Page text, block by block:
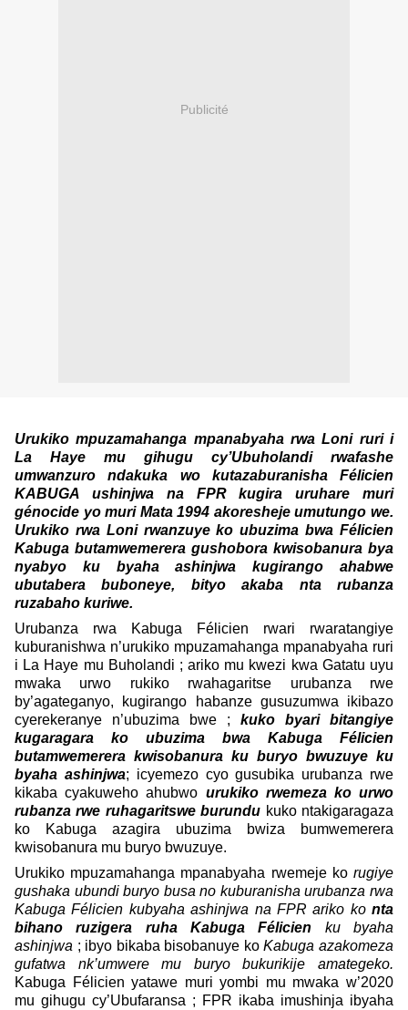
Publicité
Urukiko mpuzamahanga mpanabyaha rwa Loni ruri i
La Haye mu gihugu cy’Ubuholandi rwafashe
umwanzuro ndakuka wo kutazaburanisha Félicien
KABUGA ushinjwa na FPR kugira uruhare muri
génocide yo muri Mata 1994 akoresheje umutungo we.
Urukiko rwa Loni rwanzuye ko ubuzima bwa Félicien
Kabuga butamwemerera gushobora kwisobanura bya
nyabyo ku byaha ashinjwa kugirango ahabwe
ubutabera buboneye, bityo akaba nta rubanza
ruzabaho kuriwe.
Urubanza rwa Kabuga Félicien rwari rwaratangiye
kuburanishwa n’urukiko mpuzamahanga mpanabyaha ruri
i La Haye mu Buholandi ; ariko mu kwezi kwa Gatatu uyu
mwaka urwo rukiko rwahagaritse urubanza rwe
by’agateganyo, kugirango habanze gusuzumwa ikibazo
cyerekeranye n’ubuzima bwe ; kuko byari bitangiye
kugaragara ko ubuzima bwa Kabuga Félicien
butamwemerera kwisobanura ku buryo bwuzuye ku
byaha ashinjwa; icyemezo cyo gusubika urubanza rwe
kikaba cyakuweho ahubwo urukiko rwemeza ko urwo
rubanza rwe ruhagaritswe burundu kuko ntakigaragaza
ko Kabuga azagira ubuzima bwiza bumwemerera
kwisobanura mu buryo bwuzuye.
Urukiko mpuzamahanga mpanabyaha rwemeje ko rugiye
gushaka ubundi buryo busa no kuburanisha urubanza rwa
Kabuga Félicien kubyaha ashinjwa na FPR ariko ko nta
bihano ruzigera ruha Kabuga Félicien ku byaha
ashinjwa ; ibyo bikaba bisobanuye koKabuga azakomeza
gufatwa nk’umwere mu buryo bukurikije amategeko.
Kabuga Félicien yatawe muri yombi mu mwaka w’2020
mu gihugu cy’Ubufaransa ; FPR ikaba imushinja ibyaha